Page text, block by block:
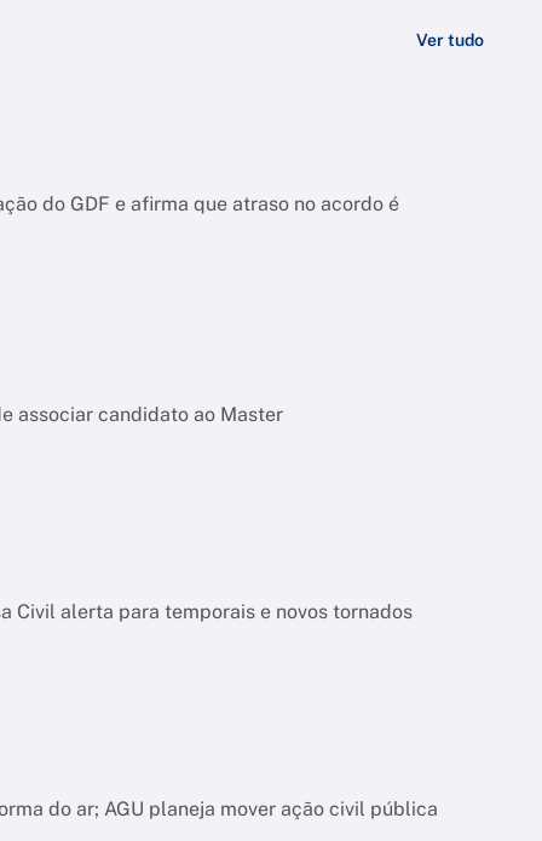
Ver tudo
do GDF e afirma que atraso no acordo é
associar candidato ao Master
Civil alerta para temporais e novos tornados
do ar; AGU planeja mover ação civil pública